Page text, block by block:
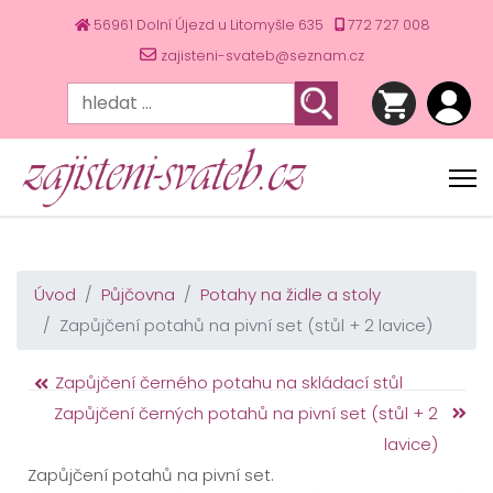
56961 Dolní Újezd u Litomyšle 635
772 727 008
zajisteni-svateb@seznam.cz
Úvod Půjčovna
Potahy na židle a stoly
Zapůjčení potahů na pivní set (stůl + 2 lavice)
Zapůjčení černého potahu na skládací stůl
Zapůjčení černých potahů na pivní set (stůl + 2
lavice)
Zapůjčení potahů na pivní set.